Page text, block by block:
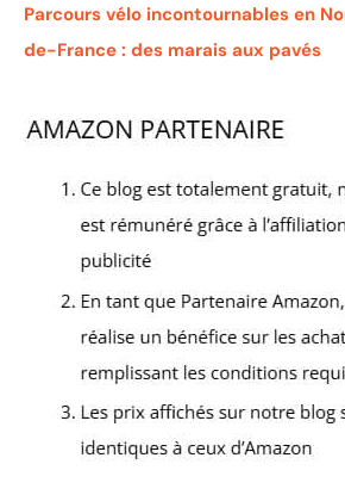
Parcours vélo incontournables en
de-France : des marais aux pavés